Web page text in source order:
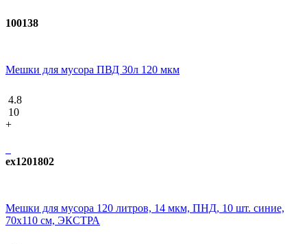
100138
Мешки для мусора ПВД 30л 120 мкм
4.8
10
+
ex1201802
Мешки для мусора 120 литров, 14 мкм, ПНД, 10 шт. синие,
70х110 см, ЭКСТРА